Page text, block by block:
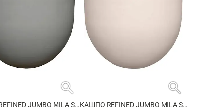
search
КАШПО REFINED JUMBO MILA S CLOUDED GREY
search
КАШПО REFINED JUMBO MILA S NATURAL WHITE